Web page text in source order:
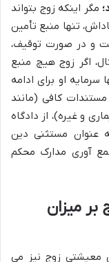
مگر اینکه زوج بتواند
تنها منبع تأمین
و در صورت توقیف،
اگر زوج هیچ منبع
او برای ادامه
مستندات کافی (مانند
و غیره)، از دادگاه
عنوان مستثنی دین
آوری مدارک محکم
میزان
معیشتی زوج نیز می